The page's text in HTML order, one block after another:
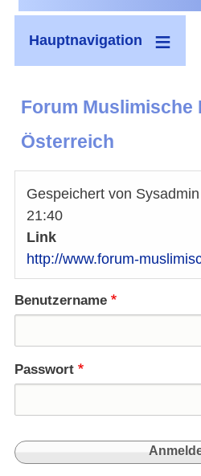
Hauptnavigation
Forum Muslimische
Österreich
Gespeichert von Sysadmin
21:40
Link
http://www.forum-
Benutzername
Passwort